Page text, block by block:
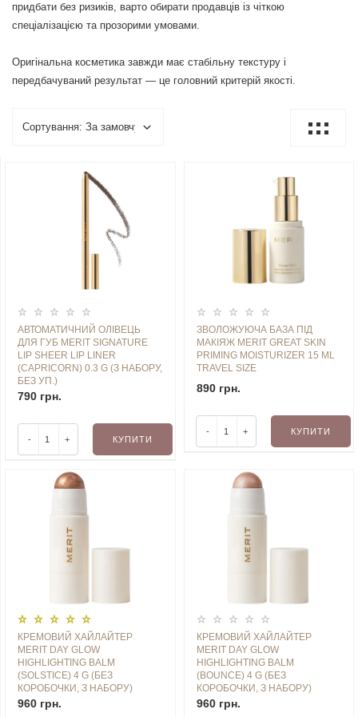
придбати без ризиків, варто обирати продавців із чіткою
спеціалізацією та прозорими умовами.
Оригінальна косметика завжди має стабільну текстуру і
передбачуваний результат — це головний критерій якості.
АВТОМАТИЧНИЙ ОЛІВЕЦЬ
ДЛЯ ГУБ MERIT SIGNATURE
LIP SHEER LIP LINER
(CAPRICORN) 0.3 G (З НАБОРУ,
БЕЗ УП.)
790 грн.
- + КУПИТИ
ЗВОЛОЖУЮЧА БАЗА ПІД
МАКІЯЖ MERIT GREAT SKIN
PRIMING MOISTURIZER 15 ML
TRAVEL SIZE
890 грн.
- + КУПИТИ
КРЕМОВИЙ ХАЙЛАЙТЕР
MERIT DAY GLOW
HIGHLIGHTING BALM
(SOLSTICE) 4 G (БЕЗ
КОРОБОЧКИ, З НАБОРУ)
960 грн.
КРЕМОВИЙ ХАЙЛАЙТЕР
MERIT DAY GLOW
HIGHLIGHTING BALM
(BOUNCE) 4 G (БЕЗ
КОРОБОЧКИ, З НАБОРУ)
960 грн.